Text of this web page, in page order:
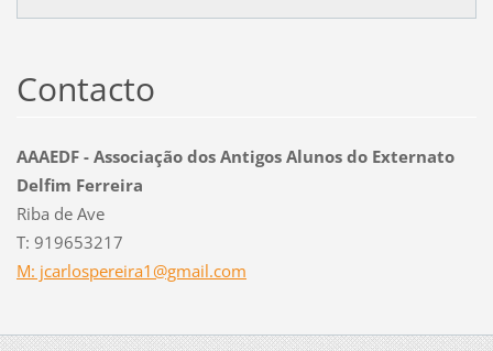
Contacto
AAAEDF - Associação dos Antigos Alunos do Externato
Delfim Ferreira
Riba de Ave
T: 919653217
M: jcarlospereira1@gmail.com